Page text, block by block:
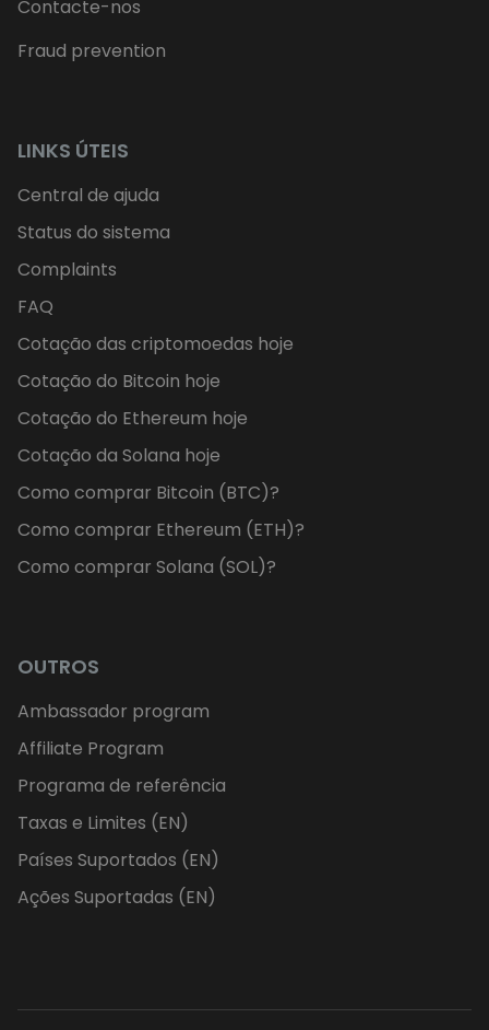
Contacte-nos
Fraud prevention
LINKS ÚTEIS
Central de ajuda
Status do sistema
Complaints
FAQ
Cotação das criptomoedas hoje
Cotação do Bitcoin hoje
Cotação do Ethereum hoje
Cotação da Solana hoje
Como comprar Bitcoin (BTC)?
Como comprar Ethereum (ETH)?
Como comprar Solana (SOL)?
OUTROS
Ambassador program
Affiliate Program
Programa de referência
Taxas e Limites (EN)
Países Suportados (EN)
Ações Suportadas (EN)